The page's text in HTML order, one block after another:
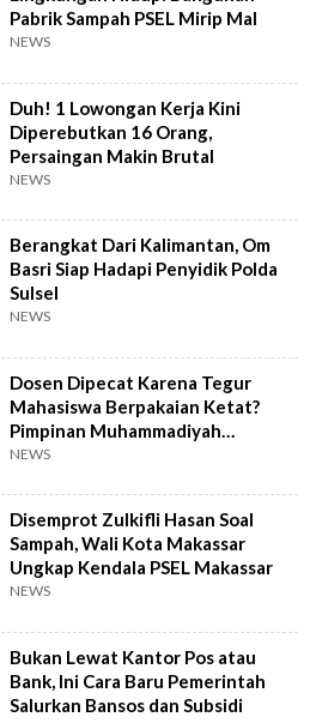
Pabrik Sampah PSEL Mirip Mal
NEWS
Duh! 1 Lowongan Kerja Kini
Diperebutkan 16 Orang,
Persaingan Makin Brutal
NEWS
Berangkat Dari Kalimantan, Om
Basri Siap Hadapi Penyidik Polda
Sulsel
NEWS
Dosen Dipecat Karena Tegur
Mahasiswa Berpakaian Ketat?
Pimpinan Muhammadiyah
Investigasi
NEWS
Disemprot Zulkifli Hasan Soal
Sampah, Wali Kota Makassar
Ungkap Kendala PSEL Makassar
NEWS
Bukan Lewat Kantor Pos atau
Bank, Ini Cara Baru Pemerintah
Salurkan Bansos dan Subsidi